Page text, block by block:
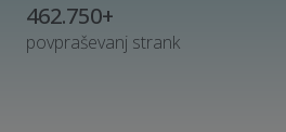
462.750+
povpraševanj strank